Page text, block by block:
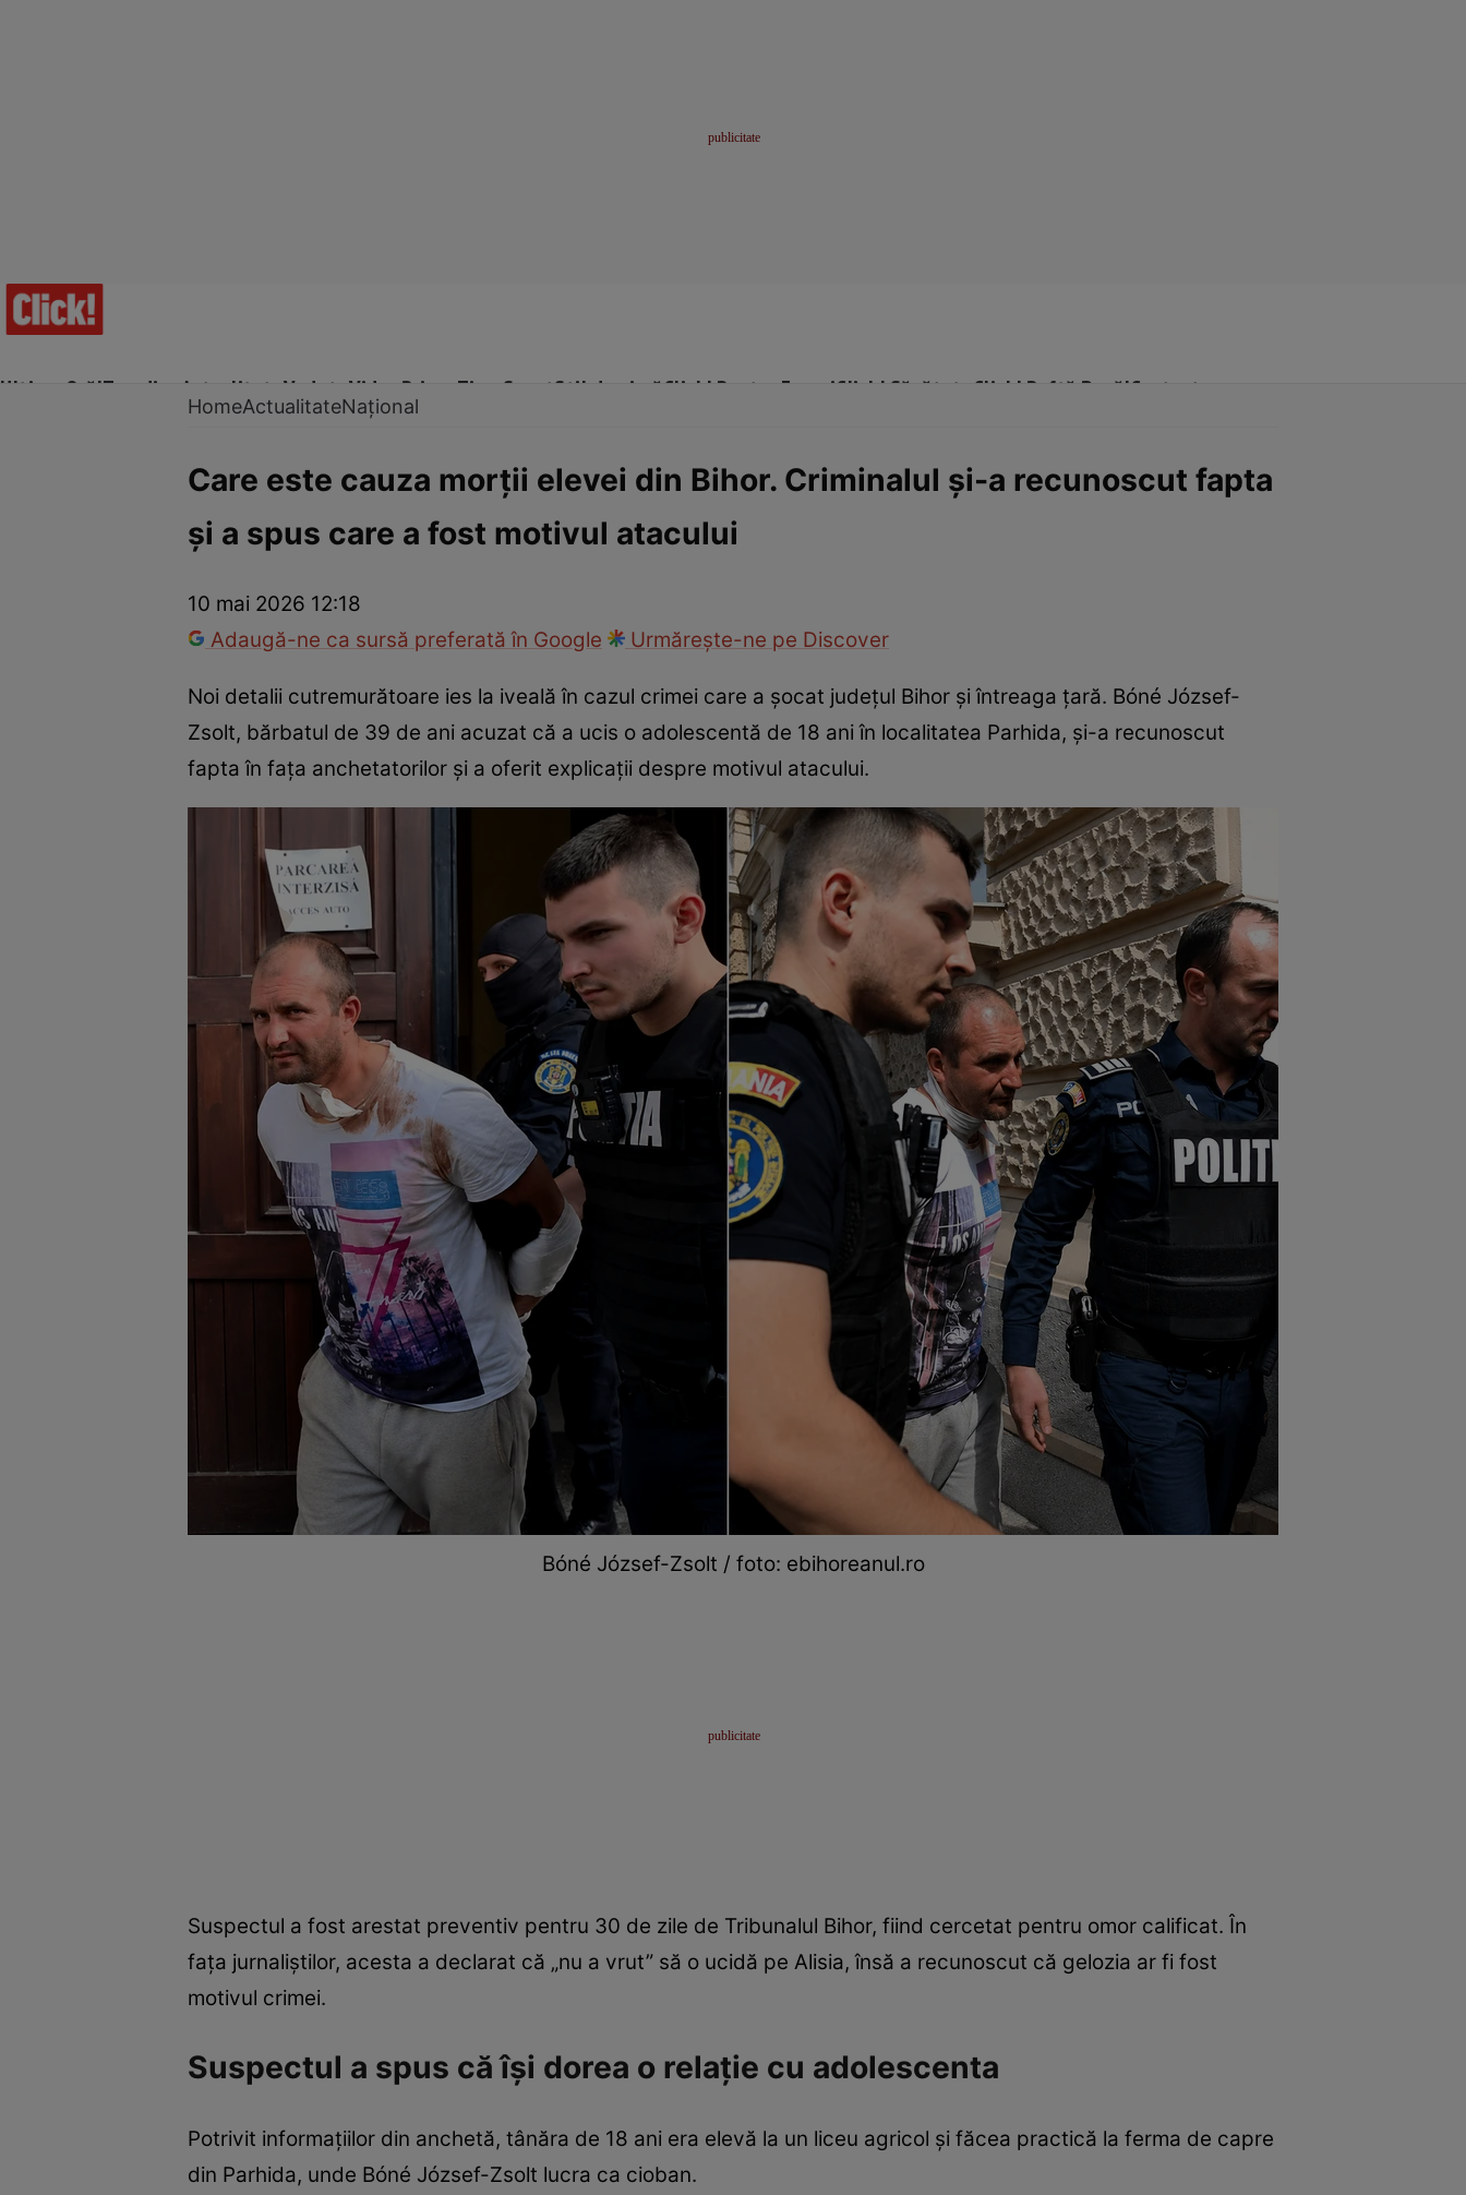
Ultima Oră!Trending Actualitate Vedete Video Prime Time SportStil de viațăClick! Pentru FemeiClick! Sănătate Click! Poftă Bună!Contact
InternaționalFapt divers TehnologieNațional Sport
HomeActualitateNațional
Care este cauza morții elevei din Bihor. Criminalul și-a recunoscut fapta
și a spus care a fost motivul atacului
10 mai 2026 12:18
Adaugă-ne ca sursă preferată în Google
Urmărește-ne pe Discover
Noi detalii cutremurătoare ies la iveală în cazul crimei care a șocat județul Bihor și întreaga țară. Bóné József-
Zsolt, bărbatul de 39 de ani acuzat că a ucis o adolescentă de 18 ani în localitatea Parhida, și-a recunoscut
fapta în fața anchetatorilor și a oferit explicații despre motivul atacului.
Bóné József-Zsolt / foto: ebihoreanul.ro
Suspectul a fost arestat preventiv pentru 30 de zile de Tribunalul Bihor, fiind cercetat pentru omor calificat. În
fața jurnaliștilor, acesta a declarat că „nu a vrut” să o ucidă pe Alisia, însă a recunoscut că gelozia ar fi fost
motivul crimei.
Suspectul a spus că își dorea o relație cu adolescenta
Potrivit informațiilor din anchetă, tânăra de 18 ani era elevă la un liceu agricol și făcea practică la ferma de capre
din Parhida, unde Bóné József-Zsolt lucra ca cioban.